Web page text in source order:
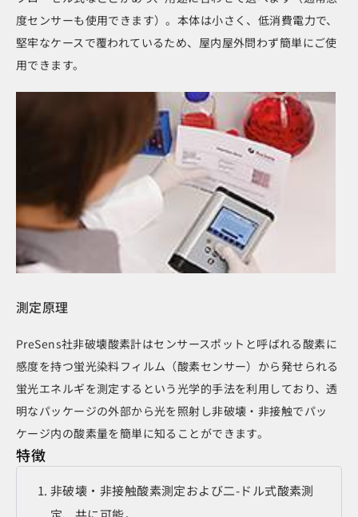
度センサーも使用できます）。本体は小さく、低消費電力で、
堅牢なケースで覆われているため、屋内屋外問わず簡単にご使
用できます。
測定原理
PreSens社非破壊酸素計はセンサースポットと呼ばれる酸素に
感度を持つ蛍光染料フィルム（酸素センサー）から発せられる
蛍光エネルギを測定するという光学的手法を利用しており、透
明なパッケージの外部から光を照射し非破壊・非接触でパッ
ケージ内の酸素量を簡単に知ることができます。
特徴
非破壊・非接触酸素測定および二-ドル式酸素測